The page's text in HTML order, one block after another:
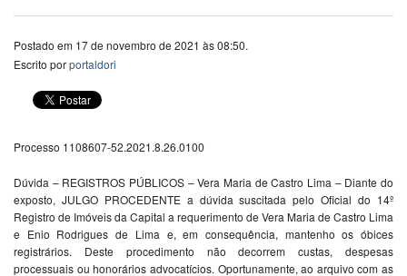
Postado em 17 de novembro de 2021 às 08:50.
Escrito porportaldori
Processo 1108607-52.2021.8.26.0100
Dúvida – REGISTROS PÚBLICOS – Vera Maria de Castro Lima – Diante do
exposto, JULGO PROCEDENTE a dúvida suscitada pelo Oficial do 14º
Registro de Imóveis da Capital a requerimento de Vera Maria de Castro Lima
e Enio Rodrigues de Lima e, em consequência, mantenho os óbices
registrários. Deste procedimento não decorrem custas, despesas
processuais ou honorários advocatícios. Oportunamente, ao arquivo com as